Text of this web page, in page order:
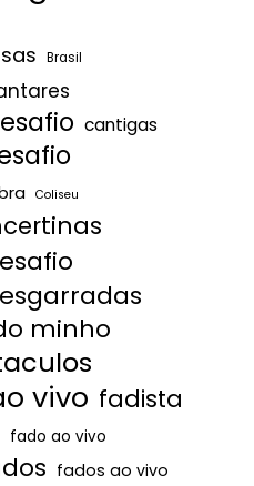
Brasil
cantigas
Coliseu
minho
vivo fadista
fado ao vivo
fados ao vivo